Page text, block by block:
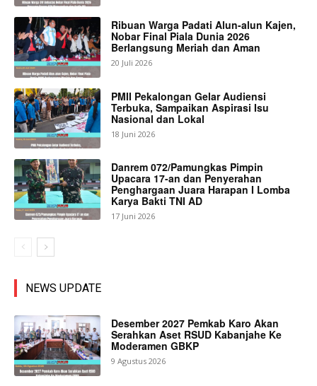
Ribuan Warga Padati Alun-alun Kajen,
Nobar Final Piala Dunia 2026
Berlangsung Meriah dan Aman
20 Juli 2026
PMII Pekalongan Gelar Audiensi
Terbuka, Sampaikan Aspirasi Isu
Nasional dan Lokal
18 Juni 2026
Danrem 072/Pamungkas Pimpin
Upacara 17-an dan Penyerahan
Penghargaan Juara Harapan I Lomba
Karya Bakti TNI AD
17 Juni 2026
NEWS UPDATE
Desember 2027 Pemkab Karo Akan
Serahkan Aset RSUD Kabanjahe Ke
Moderamen GBKP
9 Agustus 2026